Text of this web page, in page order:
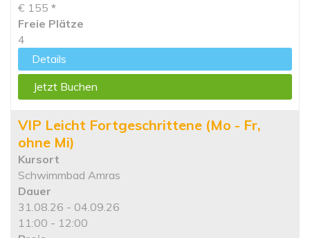
€ 155 *
Freie Plätze
4
Details
Jetzt Buchen
VIP Leicht Fortgeschrittene (Mo - Fr,
ohne Mi)
Kursort
Schwimmbad Amras
Dauer
31.08.26 - 04.09.26
11:00 - 12:00